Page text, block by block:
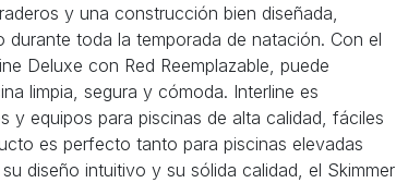
y una construcción bien diseñada,
durante toda la temporada de natación. Con el
Deluxe con Red Reemplazable, puede
limpia, segura y cómoda. Interline es
y equipos para piscinas de alta calidad, fáciles
es perfecto tanto para piscinas elevadas
diseño intuitivo y su sólida calidad, el Skimmer